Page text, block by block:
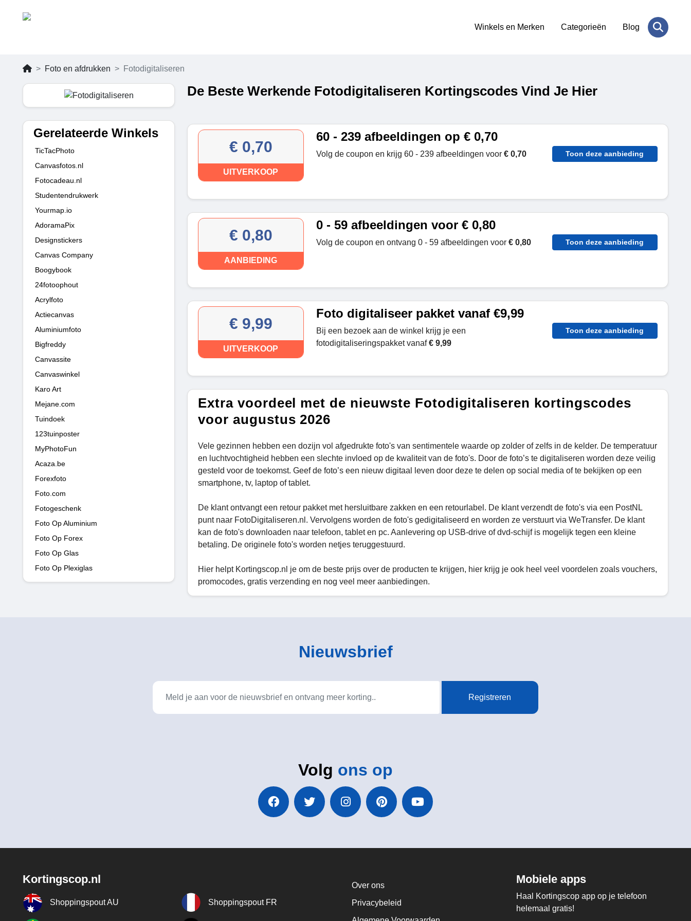
Winkels en Merken Categorieën Blog
Foto en afdrukken Fotodigitaliseren
Gerelateerde Winkels
TicTacPhoto
Canvasfotos.nl
Fotocadeau.nl
Studentendrukwerk
Yourmap.io
AdoramaPix
Designstickers
Canvas Company
Boogybook
24fotoophout
Acrylfoto
Actiecanvas
Aluminiumfoto
Bigfreddy
Canvassite
Canvaswinkel
Karo Art
Mejane.com
Tuindoek
123tuinposter
MyPhotoFun
Acaza.be
Forexfoto
Foto.com
Fotogeschenk
Foto Op Aluminium
Foto Op Forex
Foto Op Glas
Foto Op Plexiglas
De Beste Werkende Fotodigitaliseren Kortingscodes Vind Je Hier
€ 0,70
UITVERKOOP
60 - 239 afbeeldingen op € 0,70
Volg de coupon en krijg 60 - 239 afbeeldingen voor € 0,70 Toon deze aanbieding
€ 0,80
AANBIEDING
0 - 59 afbeeldingen voor € 0,80
Volg de coupon en ontvang 0 - 59 afbeeldingen voor € 0,80 Toon deze aanbieding
€ 9,99
UITVERKOOP
Foto digitaliseer pakket vanaf €9,99
Bij een bezoek aan de winkel krijg je een
fotodigitaliseringspakket vanaf€ 9,99
Toon deze aanbieding
Extra voordeel met de nieuwste Fotodigitaliseren kortingscodes
voor augustus 2026
Vele gezinnen hebben een dozijn vol afgedrukte foto's van sentimentele waarde op zolder of zelfs in de kelder. De temperatuur
en luchtvochtigheid hebben een slechte invloed op de kwaliteit van de foto's. Door de foto’s te digitaliseren worden deze veilig
gesteld voor de toekomst. Geef de foto’s een nieuw digitaal leven door deze te delen op social media of te bekijken op een
smartphone, tv, laptop of tablet.
De klant ontvangt een retour pakket met hersluitbare zakken en een retourlabel. De klant verzendt de foto's via een PostNL
punt naar FotoDigitaliseren.nl. Vervolgens worden de foto's gedigitaliseerd en worden ze verstuurt via WeTransfer. De klant
kan de foto's downloaden naar telefoon, tablet en pc. Aanlevering op USB-drive of dvd-schijf is mogelijk tegen een kleine
betaling. De originele foto's worden netjes teruggestuurd.
Hier helpt Kortingscop.nl je om de beste prijs over de producten te krijgen, hier krijg je ook heel veel voordelen zoals vouchers,
promocodes, gratis verzending en nog veel meer aanbiedingen.
Nieuwsbrief
Registreren
Volg ons op
Kortingscop.nl
Shoppingspout AU Shoppingspout FR
Over ons
Privacybeleid
Mobiele apps
Haal Kortingscop app op je telefoon
helemaal gratis!